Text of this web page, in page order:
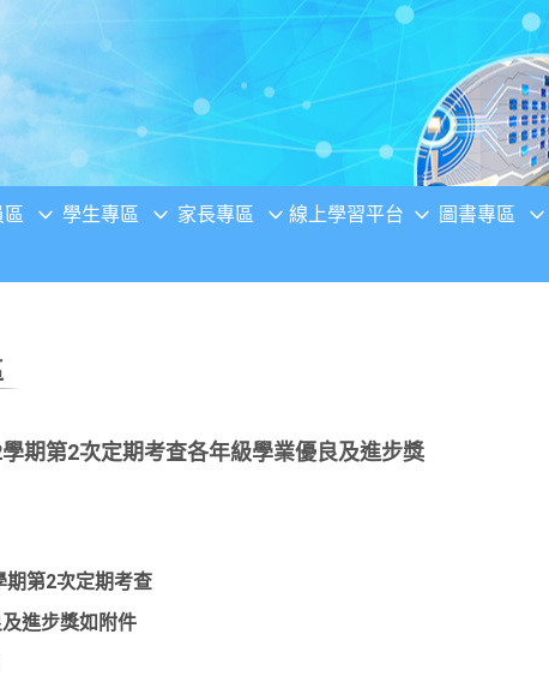
區 學生專區 家長專區 線上學習平台 圖書專區
期第2次定期考查各年級學業優良及進步獎
期第2次定期考查
進步獎如附件